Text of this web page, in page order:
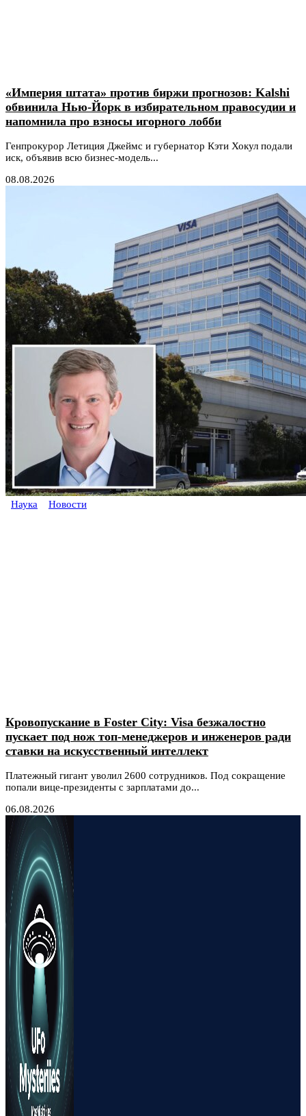
«Империя штата» против биржи прогнозов: Kalshi
обвинила Нью-Йорк в избирательном правосудии и
напомнила про взносы игорного лобби
Генпрокурор Летиция Джеймс и губернатор Кэти Хокул подали
иск, объявив всю бизнес-модель...
08.08.2026
Наука Новости
Кровопускание в Foster City: Visa безжалостно
пускает под нож топ-менеджеров и инженеров ради
ставки на искусственный интеллект
Платежный гигант уволил 2600 сотрудников. Под сокращение
попали вице-президенты с зарплатами до...
06.08.2026